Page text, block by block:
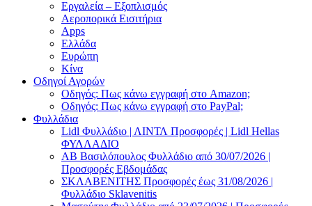
Εργαλεία – Εξοπλισμός
Αεροπορικά Εισιτήρια
Apps
Ελλάδα
Ευρώπη
Κίνα
Οδηγοί Αγορών
Οδηγός: Πως κάνω εγγραφή στο Amazon;
Οδηγός: Πως κάνω εγγραφή στο PayPal;
Φυλλάδια
Lidl Φυλλάδιο | ΛΙΝΤΛ Προσφορές | Lidl Hellas
ΦΥΛΛΑΔΙΟ
AB Βασιλόπουλος Φυλλάδιο από 30/07/2026 |
Προσφορές Εβδομάδας
ΣΚΛΑΒΕΝΙΤΗΣ Προσφορές έως 31/08/2026 |
Φυλλάδιο Sklavenitis